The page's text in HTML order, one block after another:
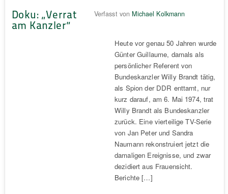
Doku: „Verrat
am Kanzler“
Verfasst von Michael Kolkmann
Heute vor genau 50 Jahren wurde
Günter Guillaume, damals als
persönlicher Referent von
Bundeskanzler Willy Brandt tätig,
als Spion der DDR enttarnt, nur
kurz darauf, am 6. Mai 1974, trat
Willy Brandt als Bundeskanzler
zurück. Eine vierteilige TV-Serie
von Jan Peter und Sandra
Naumann rekonstruiert jetzt die
damaligen Ereignisse, und zwar
dezidiert aus Frauensicht.
Berichte […]